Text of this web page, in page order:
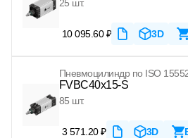
25 шт.
10 095.60 ₽ 3D
Пневмоцилиндр по ISO
FVBC40x15-S
85 шт.
3 571.20 ₽ 3D